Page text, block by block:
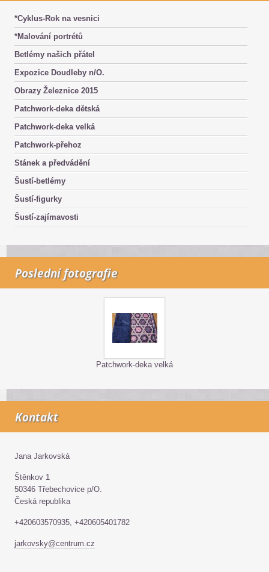
*Cyklus-Rok na vesnici
*Malování portrétů
Betlémy našich přátel
Expozice Doudleby n/O.
Obrazy Železnice 2015
Patchwork-deka dětská
Patchwork-deka velká
Patchwork-přehoz
Stánek a předvádění
Šustí-betlémy
Šustí-figurky
Šustí-zajímavosti
Poslední fotografie
Patchwork-deka velká
Kontakt
Jana Jarkovská
Štěnkov 1
50346 Třebechovice p/O.
Česká republika
+420603570935, +420605401782
jarkovsky@centrum.cz